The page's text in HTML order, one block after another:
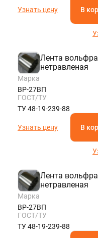
Узнать цену В
Лента
нетравленая
Марка
ВР-27ВП
ГОСТ/ТУ
ТУ 48-19-239-88
Узнать цену В
Лента
нетравленая
Марка
ВР-27ВП
ГОСТ/ТУ
ТУ 48-19-239-88